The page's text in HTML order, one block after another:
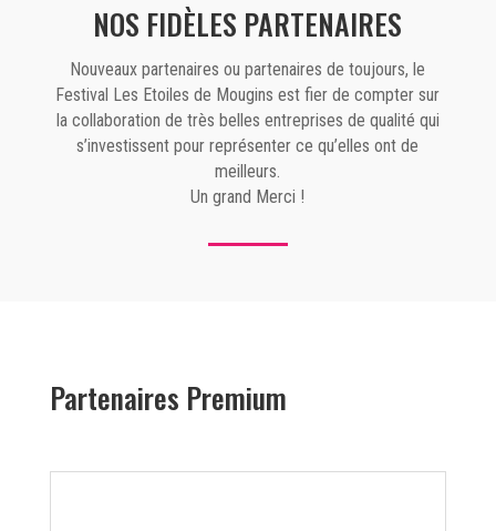
NOS FIDÈLES PARTENAIRES
Nouveaux partenaires ou partenaires de toujours, le
Festival Les Etoiles de Mougins est fier de compter sur
la collaboration de très belles entreprises de qualité qui
s’investissent pour représenter ce qu’elles ont de
meilleurs.
Un grand Merci !
Partenaires Premium